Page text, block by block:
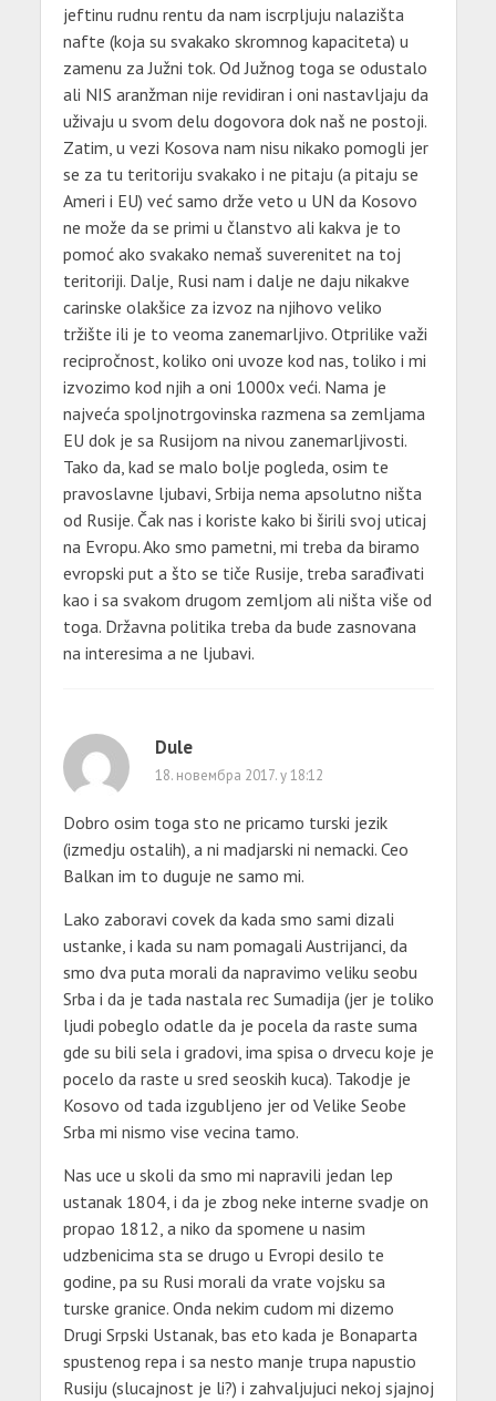
jeftinu rudnu rentu da nam iscrpljuju nalazišta
nafte (koja su svakako skromnog kapaciteta) u
zamenu za Južni tok. Od Južnog toga se odustalo
ali NIS aranžman nije revidiran i oni nastavljaju da
uživaju u svom delu dogovora dok naš ne postoji.
Zatim, u vezi Kosova nam nisu nikako pomogli jer
se za tu teritoriju svakako i ne pitaju (a pitaju se
Ameri i EU) već samo drže veto u UN da Kosovo
ne može da se primi u članstvo ali kakva je to
pomoć ako svakako nemaš suverenitet na toj
teritoriji. Dalje, Rusi nam i dalje ne daju nikakve
carinske olakšice za izvoz na njihovo veliko
tržište ili je to veoma zanemarljivo. Otprilike važi
recipročnost, koliko oni uvoze kod nas, toliko i mi
izvozimo kod njih a oni 1000x veći. Nama je
najveća spoljnotrgovinska razmena sa zemljama
EU dok je sa Rusijom na nivou zanemarljivosti.
Tako da, kad se malo bolje pogleda, osim te
pravoslavne ljubavi, Srbija nema apsolutno ništa
od Rusije. Čak nas i koriste kako bi širili svoj uticaj
na Evropu. Ako smo pametni, mi treba da biramo
evropski put a što se tiče Rusije, treba sarađivati
kao i sa svakom drugom zemljom ali ništa više od
toga. Državna politika treba da bude zasnovana
na interesima a ne ljubavi.
Dule
18. новембра 2017. у 18:12
Dobro osim toga sto ne pricamo turski jezik
(izmedju ostalih), a ni madjarski ni nemacki. Ceo
Balkan im to duguje ne samo mi.
Lako zaboravi covek da kada smo sami dizali
ustanke, i kada su nam pomagali Austrijanci, da
smo dva puta morali da napravimo veliku seobu
Srba i da je tada nastala rec Sumadija (jer je toliko
ljudi pobeglo odatle da je pocela da raste suma
gde su bili sela i gradovi, ima spisa o drvecu koje je
pocelo da raste u sred seoskih kuca). Takodje je
Kosovo od tada izgubljeno jer od Velike Seobe
Srba mi nismo vise vecina tamo.
Nas uce u skoli da smo mi napravili jedan lep
ustanak 1804, i da je zbog neke interne svadje on
propao 1812, a niko da spomene u nasim
udzbenicima sta se drugo u Evropi desilo te
godine, pa su Rusi morali da vrate vojsku sa
turske granice. Onda nekim cudom mi dizemo
Drugi Srpski Ustanak, bas eto kada je Bonaparta
spustenog repa i sa nesto manje trupa napustio
Rusiju (slucajnost je li?) i zahvaljujuci nekoj sjajnoj